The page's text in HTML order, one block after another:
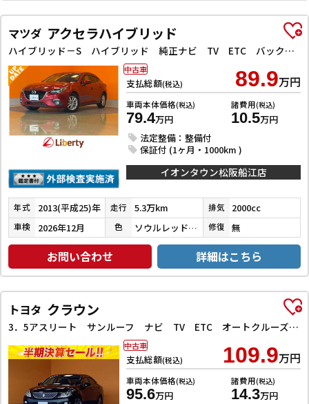
マツダ アクセラハイブリッド
ハイブリッド－S ハイブリッド 純正ナビ TV ETC バックカメラ クリアランスソナー オートクルーズコントロール オートライト HID スマートキー 電動格納ミラー CVT 盗難防止システム 衝突安全ボディ
支払総額(税込) 89.9万円
車両本体価格(税込)
79.4万円
諸費用(税込)
10.5万円
法定整備：整備付
保証付 (1ヶ月・1000km )
中古車
イオンタウン松阪船江店
年式 2013(平成25)年 走行 5.3万km 排気 2000cc
車検 2026年12月 色 ソウルレッドプレミアムメタリック 修復 無
お問い合わせ 詳細はこちら
トヨタ クラウン
3．5アスリート サンルーフ ナビ TV ETC オートクルーズコントロール バックカメラ アルミホイール オートライト HID AT シートヒーター シートエアコン スマートキー 電動格納ミラー 盗難防止システム
支払総額(税込) 109.9万円
車両本体価格(税込)
95.6万円
諸費用(税込)
14.3万円
中古車